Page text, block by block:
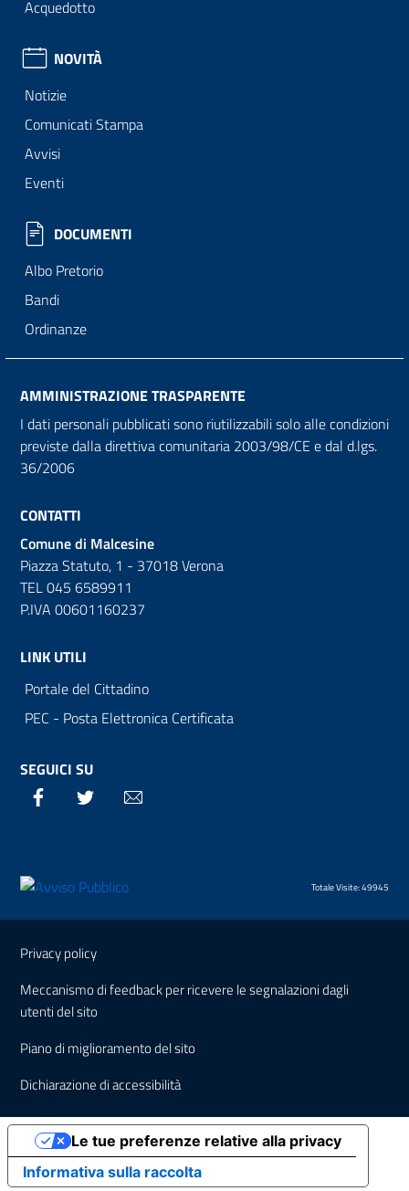
Acquedotto
NOVITÀ
Notizie
Comunicati Stampa
Avvisi
Eventi
DOCUMENTI
Albo Pretorio
Bandi
Ordinanze
AMMINISTRAZIONE TRASPARENTE
I dati personali pubblicati sono riutilizzabili solo alle condizioni
previste dalla direttiva comunitaria 2003/98/CE e dal d.lgs.
36/2006
CONTATTI
Comune di Malcesine
Piazza Statuto, 1 - 37018 Verona
TEL 045 6589911
P.IVA 00601160237
LINK UTILI
Portale del Cittadino
PEC - Posta Elettronica Certificata
SEGUICI SU
Facebook Twitter
Totale Visite: 49945
Sezione Link Utili
Privacy policy
Meccanismo di feedback per ricevere le segnalazioni dagli
utenti del sito
Piano di miglioramento del sito
Dichiarazione di accessibilità
Informativa sulla raccolta
Le tue preferenze relative alla privacy